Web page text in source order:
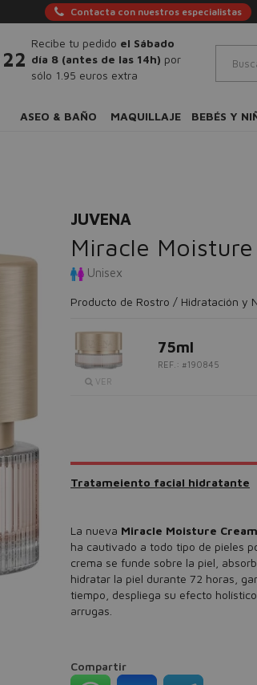
Contacta con nuestros especialistas
21
Recibe tu pedido el Sábado
día 8 (antes de las 14h)por
sólo 1.95 euros extra
ASEO & BAÑO MAQUILLAJE BEBÉS Y
JUVENA
Miracle
Unisex
Producto de Rostro / Hidratación y
VER
75ml
REF.: #190845
Tratameiento facial hidratante
La nueva Miracle Moisture Cream
ha cautivado a todo tipo de pieles
crema se funde sobre la piel,
hidratar la piel durante 72 horas,
tiempo, despliega su efecto
arrugas.
Compartir